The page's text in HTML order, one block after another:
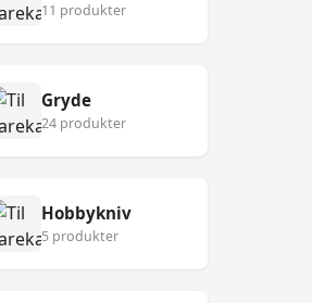
11 produkter
Gryde
24 produkter
Hobbykniv
5 produkter